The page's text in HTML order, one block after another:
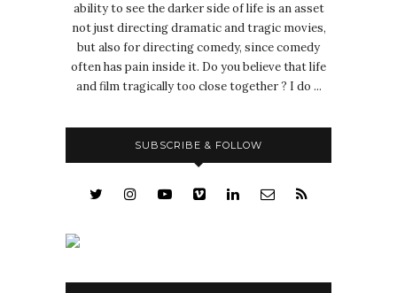
ability to see the darker side of life is an asset
not just directing dramatic and tragic movies,
but also for directing comedy, since comedy
often has pain inside it. Do you believe that life
and film tragically too close together ? I do ...
SUBSCRIBE & FOLLOW